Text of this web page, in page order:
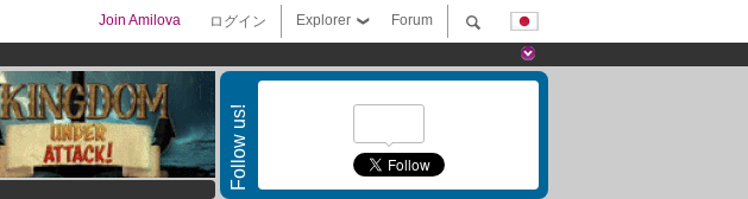
Forum
Explorer
ログイン
Join Amilova
Follow us!